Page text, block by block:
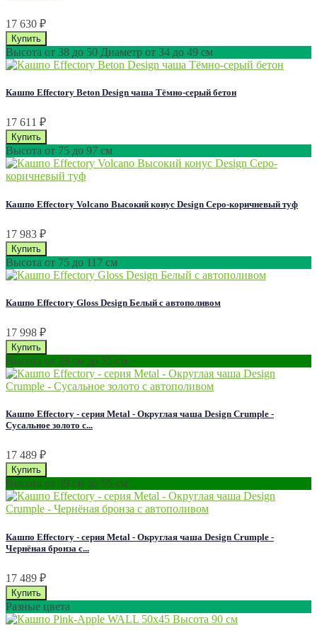
17 630 ₽
Высота от 38 до 50 Диаметр от 34 до 49 см
Кашпо Effectory Beton Design чаша Тёмно-серый бетон
17 611 ₽
Высота от 75 до 97 см
Кашпо Effectory Volcano Высокий конус Design Серо-коричневый туф
17 983 ₽
Высота от 75 до 117 см
Кашпо Effectory Gloss Design Белый с автополивом
17 998 ₽
Высота от 39 см до 55 см
Кашпо Effectory - серия Metal - Округлая чаша Design Сrumple -
Сусальное золото с...
17 489 ₽
Высота от 39 см до 55 см
Кашпо Effectory - серия Metal - Округлая чаша Design Сrumple -
Чернёная бронза с...
17 489 ₽
Разные цвета